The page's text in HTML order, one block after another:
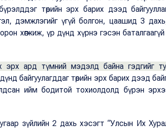
төрийн эрх барих дээд
дэмжлэгийг үгүй болгон, цаашид 3
хөгжиж, үр дүнд хүрнэ гэсэн
ард түмний мэдэлд байна гэдгийг
байгуулагддаг төрийн эрх барих дээд
ийм бодитой тохиолдолд бүрэн
зүйлийн 2 дахь хэсэгт “Улсын Их